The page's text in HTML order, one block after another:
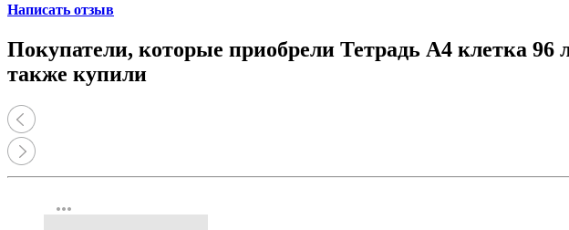
Написать отзыв
Покупатели, которые приобрели Тетрадь А4 клетка 96
также купили
more_horiz